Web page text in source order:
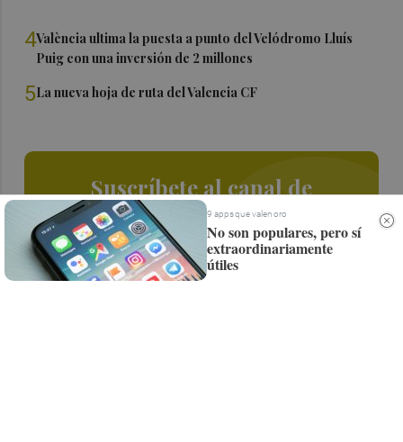
4València ultima la puesta a punto del Velódromo Lluís
Puig con una inversión de 2 millones
5La nueva hoja de ruta del Valencia CF
Suscríbete al canal de
Whatsapp
Siempre al día de las últimas noticias
¡Quiero suscribirme!
9 apps que valen oro
No son populares, pero sí
extraordinariamente
útiles